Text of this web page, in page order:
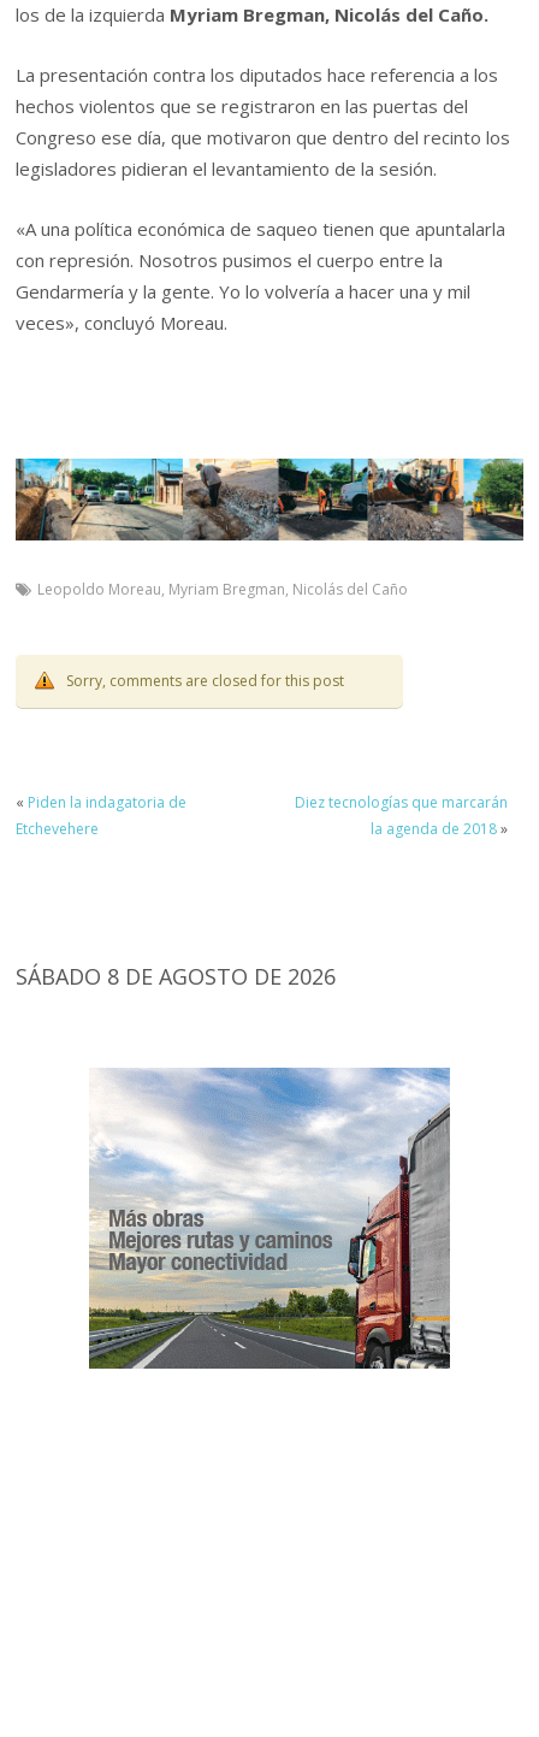
los de la izquierda Myriam Bregman, Nicolás del Caño.
La presentación contra los diputados hace referencia a los
hechos violentos que se registraron en las puertas del
Congreso ese día, que motivaron que dentro del recinto los
legisladores pidieran el levantamiento de la sesión.
«A una política económica de saqueo tienen que apuntalarla
con represión. Nosotros pusimos el cuerpo entre la
Gendarmería y la gente. Yo lo volvería a hacer una y mil
veces», concluyó Moreau.
Leopoldo Moreau, Myriam Bregman, Nicolás del Caño
Sorry, comments are closed for this post
« Piden la indagatoria de
Etchevehere
Diez tecnologías que marcarán
la agenda de 2018»
SÁBADO 8 DE AGOSTO DE 2026